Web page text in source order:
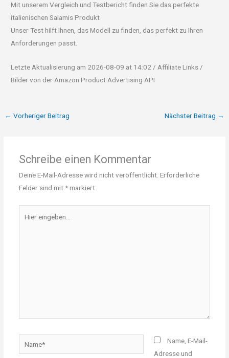
Mit unserem Vergleich und Testbericht finden Sie das perfekte
italienischen Salamis Produkt
Unser Test hilft Ihnen, das Modell zu finden, das perfekt zu Ihren
Anforderungen passt.
Letzte Aktualisierung am 2026-08-09 at 14:02 / Affiliate Links /
Bilder von der Amazon Product Advertising API
← Vorheriger Beitrag Nächster Beitrag →
Schreibe einen Kommentar
Deine E-Mail-Adresse wird nicht veröffentlicht. Erforderliche
Felder sind mit*markiert
eingeben…
Name, E-Mail-
Adresse und